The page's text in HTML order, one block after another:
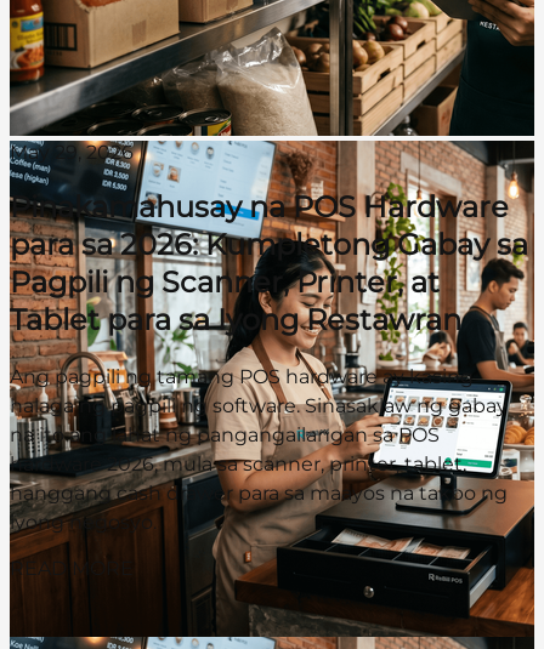
May 29, 2026
Pinakamahusay na POS Hardware
para sa 2026: Kumpletong Gabay sa
Pagpili ng Scanner, Printer, at
Tablet para sa Iyong Restawran
Ang pagpili ng tamang POS hardware ay kasing
halaga ng pagpili ng software. Sinasaklaw ng gabay
na ito ang lahat ng pangangailangan sa POS
hardware 2026, mula sa scanner, printer, tablet,
hanggang cash drawer para sa maayos na takbo ng
iyong negosyo.
READ MORE